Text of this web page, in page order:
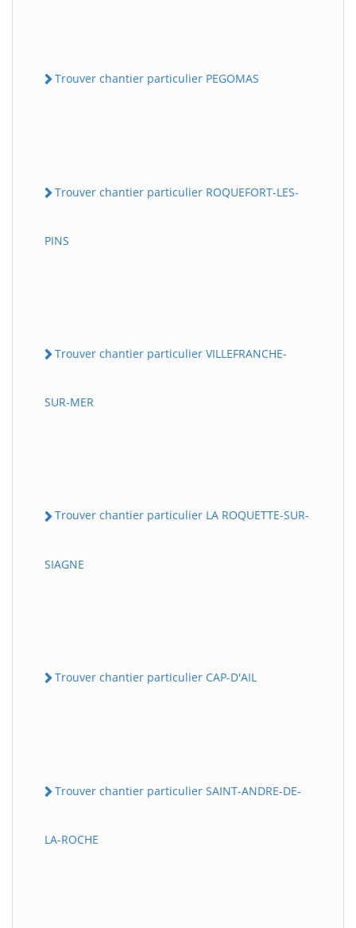
Trouver chantier particulier PEGOMAS
Trouver chantier particulier ROQUEFORT-LES-
PINS
Trouver chantier particulier VILLEFRANCHE-
SUR-MER
Trouver chantier particulier LA ROQUETTE-SUR-
SIAGNE
Trouver chantier particulier CAP-D'AIL
Trouver chantier particulier SAINT-ANDRE-DE-
LA-ROCHE